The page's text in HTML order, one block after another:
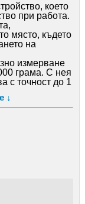
което
при работа.
място, където
на
измерване
грама. С нея
с точност до 1
предмета в
↓